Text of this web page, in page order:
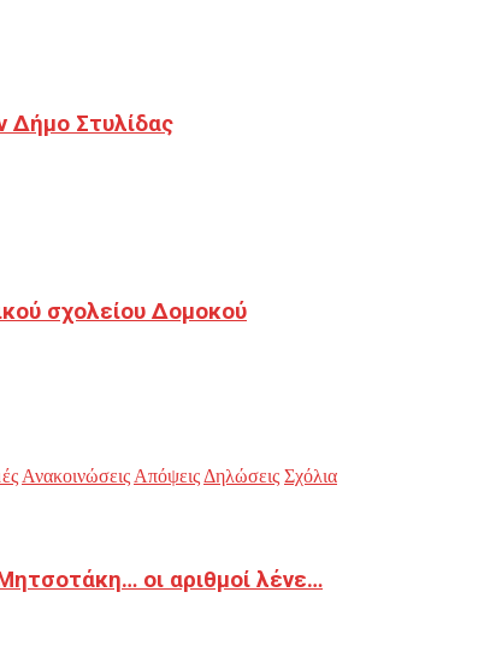
Δήμο Στυλίδας
σχολείου Δομοκού
Ανακοινώσεις Απόψεις Δηλώσεις Σχόλια
οι αριθμοί λένε…